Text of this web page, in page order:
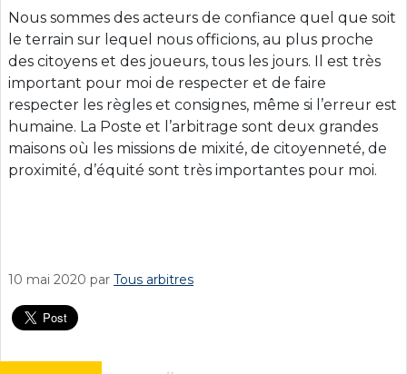
Nous sommes des acteurs de confiance quel que soit
le terrain sur lequel nous officions, au plus proche
des citoyens et des joueurs, tous les jours. Il est très
important pour moi de respecter et de faire
respecter les règles et consignes, même si l’erreur est
humaine. La Poste et l’arbitrage sont deux grandes
maisons où les missions de mixité, de citoyenneté, de
proximité, d’équité sont très importantes pour moi.
10 mai 2020 par Tous arbitres